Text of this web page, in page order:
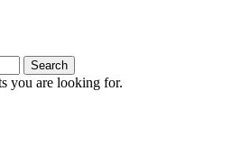
Search
you are looking for.